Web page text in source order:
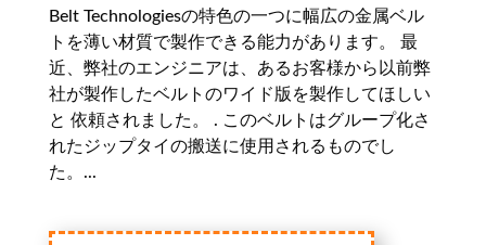
Belt Technologiesの特色の一つに幅広の金属ベル
トを薄い材質で製作できる能力があります。 最
近、弊社のエンジニアは、あるお客様から以前弊
社が製作したベルトのワイド版を製作してほしい
と 依頼されました。 . このベルトはグループ化さ
れたジップタイの搬送に使用されるものでし
た。...